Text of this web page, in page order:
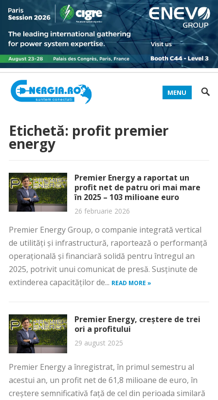
MENU
Etichetă: profit premier
energy
Premier Energy a raportat un
profit net de patru ori mai mare
în 2025 – 103 milioane euro
26 februarie 2026
Premier Energy Group, o companie integrată vertical
de utilități și infrastructură, raportează o performanță
operațională și financiară solidă pentru întregul an
2025, potrivit unui comunicat de presă. Susținute de
extinderea capacităților de... READ MORE »
Premier Energy, creștere de trei
ori a profitului
29 august 2025
Premier Energy a înregistrat, în primul semestru al
acestui an, un profit net de 61,8 milioane de euro, în
creştere semnificativă faţă de cel din perioada similară